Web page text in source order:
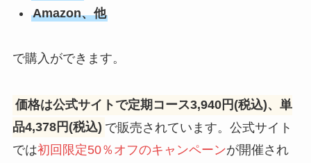
Amazon、他
で購入ができます。
価格は公式サイトで定期コース3,940円(税込)、単
品4,378円(税込) で販売されています。公式サイト
では初回限定50％オフのキャンペーンが開催され